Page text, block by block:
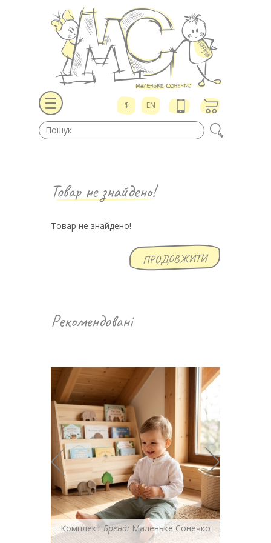
EN
$
Товар не знайдено!
Товар не знайдено!
ПРОДОВЖИТИ
Рекомендовані
КомплектБренд: Маленьке Сонечко